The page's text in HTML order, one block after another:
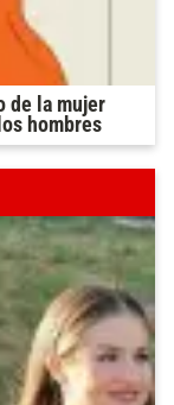
de la mujer
hombres